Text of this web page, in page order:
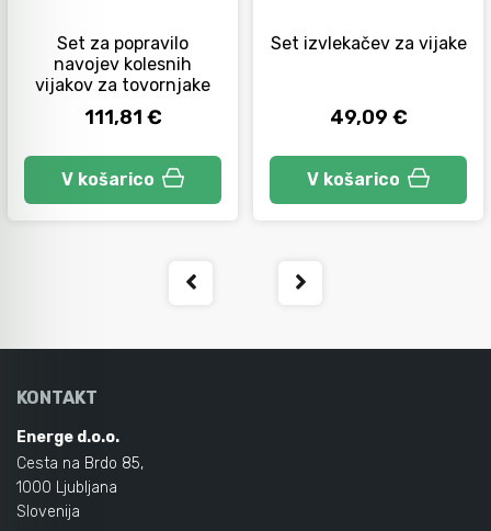
Set za popravilo
navojev kolesnih
vijakov za tovornjake
111,81 €
V košarico
Set izvlekačev za vijake
49,09 €
V košarico
KONTAKT
Energe d.o.o.
Cesta na Brdo 85,
1000 Ljubljana
Slovenija
Neiskreče orodje